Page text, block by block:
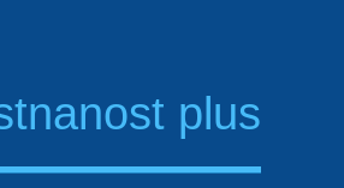
plus